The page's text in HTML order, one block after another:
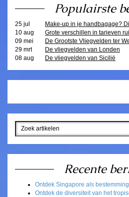
Populairste
25 jul
Make-up in je handbagage?
10 aug
Grote verschillen in tarieven
09 mei
De Grootste Vliegvelden ter
29 mrt
De vliegvelden van Londen
08 aug
De vliegvelden van Sicilië
Recente
Ontdek Singapore als bestemming
Ontdek de diversiteit van het